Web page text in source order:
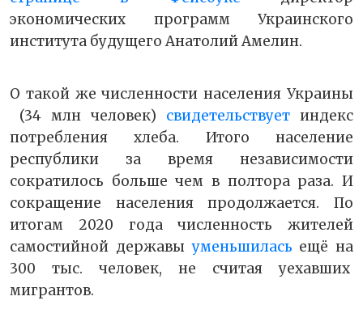
экономических программ Украинского
института будущего Анатолий Амелин.
О такой же численности населения Украины
(34 млн человек) свидетельствует индекс
потребления хлеба. Итого население
республики за время независимости
сократилось больше чем в полтора раза. И
сокращение населения продолжается. По
итогам 2020 года численность жителей
самостийной державыуменьшилась ещё на
300 тыс. человек, не считая уехавших
мигрантов.